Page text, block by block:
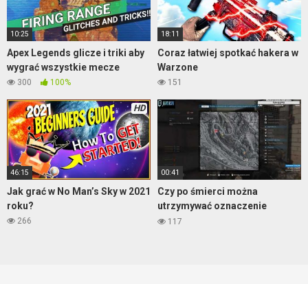
10:25
Apex Legends glicze i triki aby
wygrać wszystkie mecze
300 100%
18:11
Coraz łatwiej spotkać hakera w
Warzone
151
HD
46:15
Jak grać w No Man’s Sky w 2021
roku?
266
00:41
Czy po śmierci można
utrzymywać oznaczenie
wroga? – Warzone
117